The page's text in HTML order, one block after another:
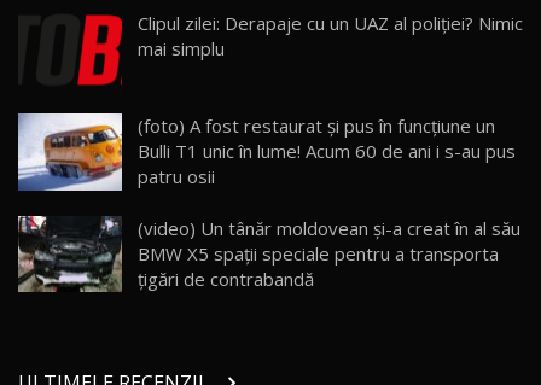
Lynk & Co 01 / Test Drive AutoBlog.MD
25:19
Van Electric Testat în Moldova / AutoBlog.MD
26:38
26
mai Exclusiv și Puternic Defender Testat în
Moldova
32:21
Clipul zilei: Derapaje cu un UAZ al poliţiei? Nimic
mai simplu
(foto) A fost restaurat şi pus în funcţiune un
Bulli T1 unic în lume! Acum 60 de ani i s-au pus
patru osii
(video) Un tânăr moldovean și-a creat în al său
BMW X5 spații speciale pentru a transporta
țigări de contrabandă